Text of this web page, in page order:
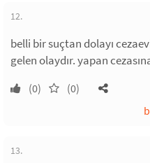
12.
belli bir suçtan dolayı
gelen olaydır. yapan
(0) (0)
13.